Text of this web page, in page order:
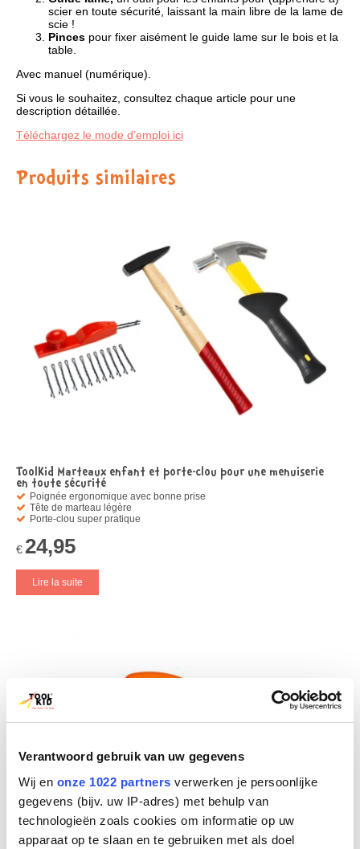
Verantwoord gebruik van uw gegevens
Wij en onze 1022 partners verwerken je persoonlijke
gegevens (bijv. uw IP-adres) met behulp van
technologieën zoals cookies om informatie op uw
apparaat op te slaan en te gebruiken met als doel
scier en toute sécurité, laissant la main libre de la lame de
scie !
Pinces pour fixer aisément le guide lame sur le bois et la
table.
Avec manuel (numérique).
Si vous le souhaitez, consultez chaque article pour une
description détaillée.
Téléchargez le mode d’emploi ici
Produits similaires
ToolKid Marteaux enfant et porte-clou pour une menuiserie
en toute sécurité
Poignée ergonomique avec bonne prise
Tête de marteau légère
Porte-clou super pratique
€ 24,95
Lire la suite